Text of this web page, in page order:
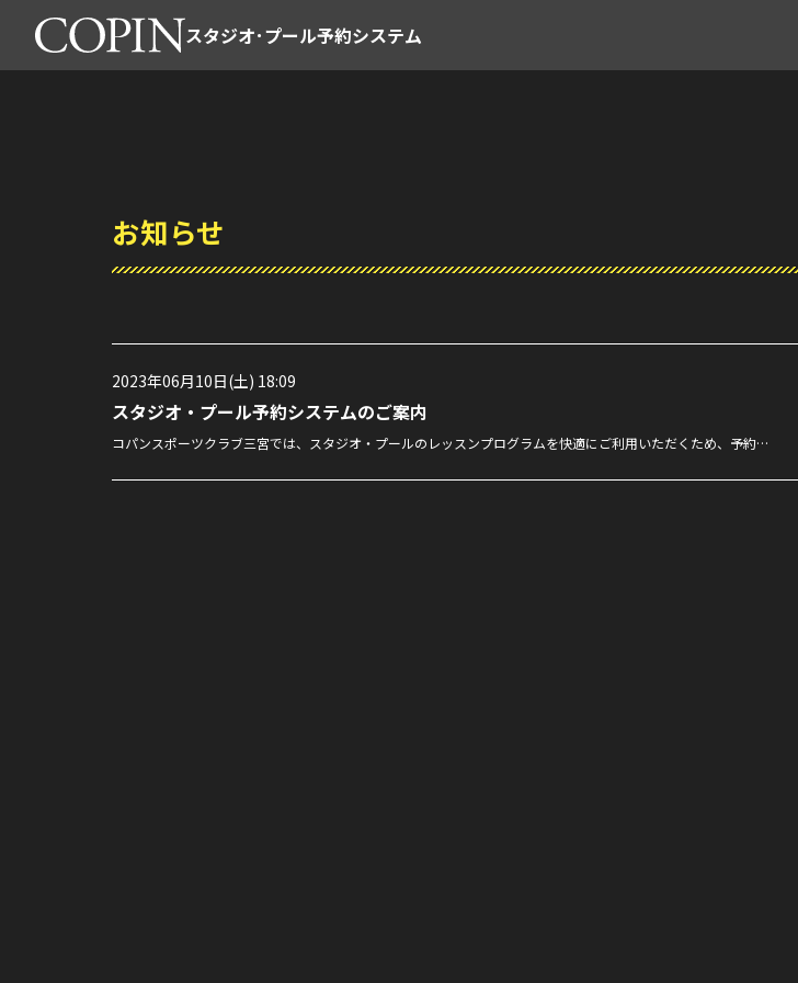
スタジオ･プール予約システム
お知らせ
スタジオ・プール予約システムのご案内
2023年06月10日(土) 18:09
コパンスポーツクラブ三宮では、スタジオ・プールのレッスンプログラムを快適にご利用いただくため、予約…